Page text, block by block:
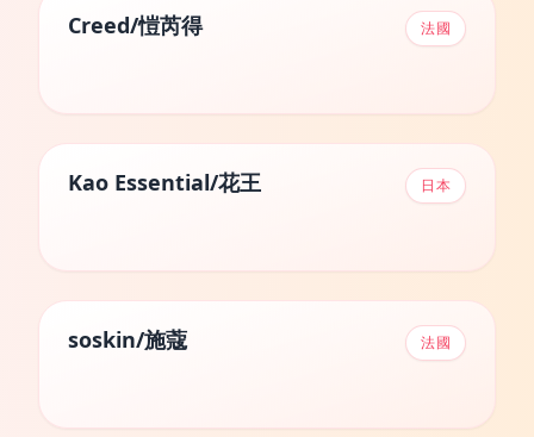
Creed/愷芮得 法國
Kao Essential/花王 日本
soskin/施蔻 法國